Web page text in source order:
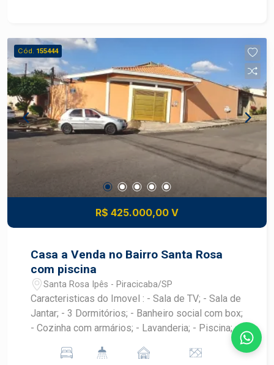
carro ou terreno como parte do pagamento
Cód. 155444
R$ 425.000,00 V
Casa a Venda no Bairro Santa Rosa
com piscina
Santa Rosa Ipês - Piracicaba/SP
Caracteristicas do Imovel : - Sala de TV; - Sala de
Jantar; - 3 Dormitórios; - Banheiro social com box;
- Cozinha com armários; - Lavanderia; - Piscina; -